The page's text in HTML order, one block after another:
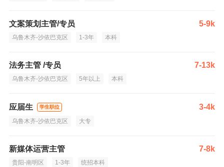
文案策划主管/专员 5-9k
乌鲁木齐-沙依巴克区 1-3年 本科
法务主管 /专员 7-13k
乌鲁木齐-沙依巴克区 5年以上 本科
应届生 学生职位 3-4k
乌鲁木齐-沙依巴克区 大专
新媒体运营主管 7-8k
贵阳-南明区 1-3年 统招本科